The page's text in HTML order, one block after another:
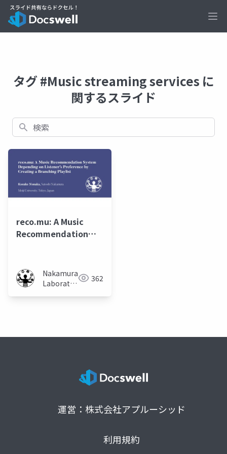
タグ #Music streaming services に
関するスライド
検索
reco.mu: A Music
Recommendation
Preference by
Creating a Branching
Playlist
Nakamura
Laboratory
362
運営：株式会社アプルーシッド
利用規約